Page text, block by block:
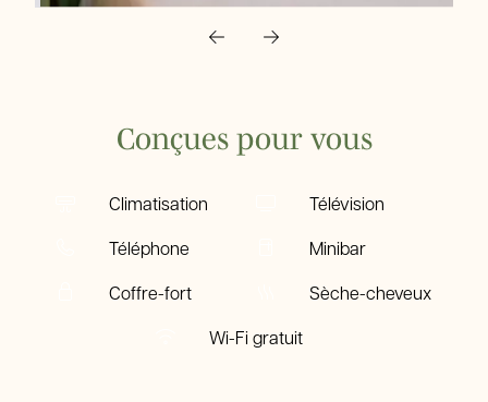
Conçues pour vous
Climatisation
Télévision
Téléphone
Minibar
Coffre-fort
Sèche-cheveux
Wi-Fi gratuit